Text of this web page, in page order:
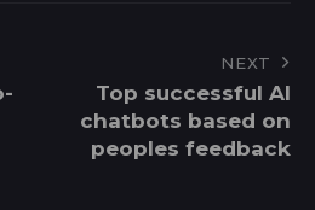
NEXT
Top successful AI
chatbots based on
peoples feedback